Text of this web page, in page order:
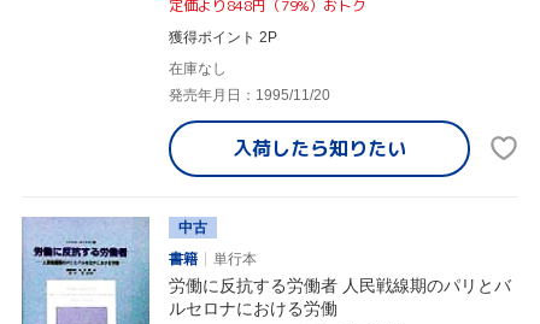
定価より848円（79%）おトク
獲得ポイント 2P
在庫なし
発売年月日：1995/11/20
入荷したら知りたい
中古
書籍
単行本
労働に反抗する労働者 人民戦線期のパリとバ
ルセロナにおける労働